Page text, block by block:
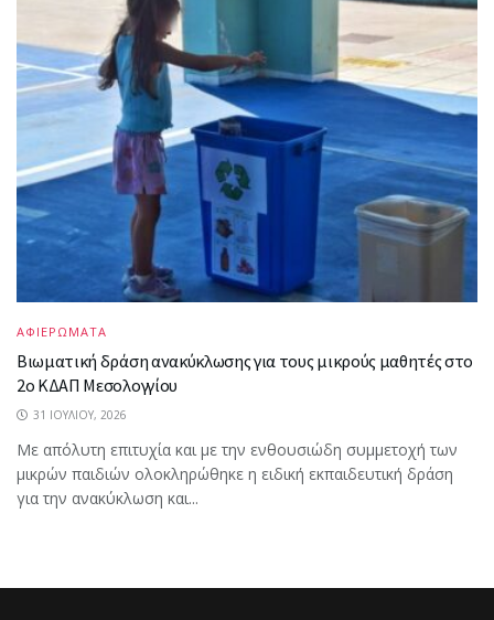
ΑΦΙΕΡΩΜΑΤΑ
Βιωματική δράση ανακύκλωσης για τους μικρούς μαθητές στο
2ο ΚΔΑΠ Μεσολογγίου
31 ΙΟΥΛΊΟΥ, 2026
Με απόλυτη επιτυχία και με την ενθουσιώδη συμμετοχή των
μικρών παιδιών ολοκληρώθηκε η ειδική εκπαιδευτική δράση
για την ανακύκλωση και...